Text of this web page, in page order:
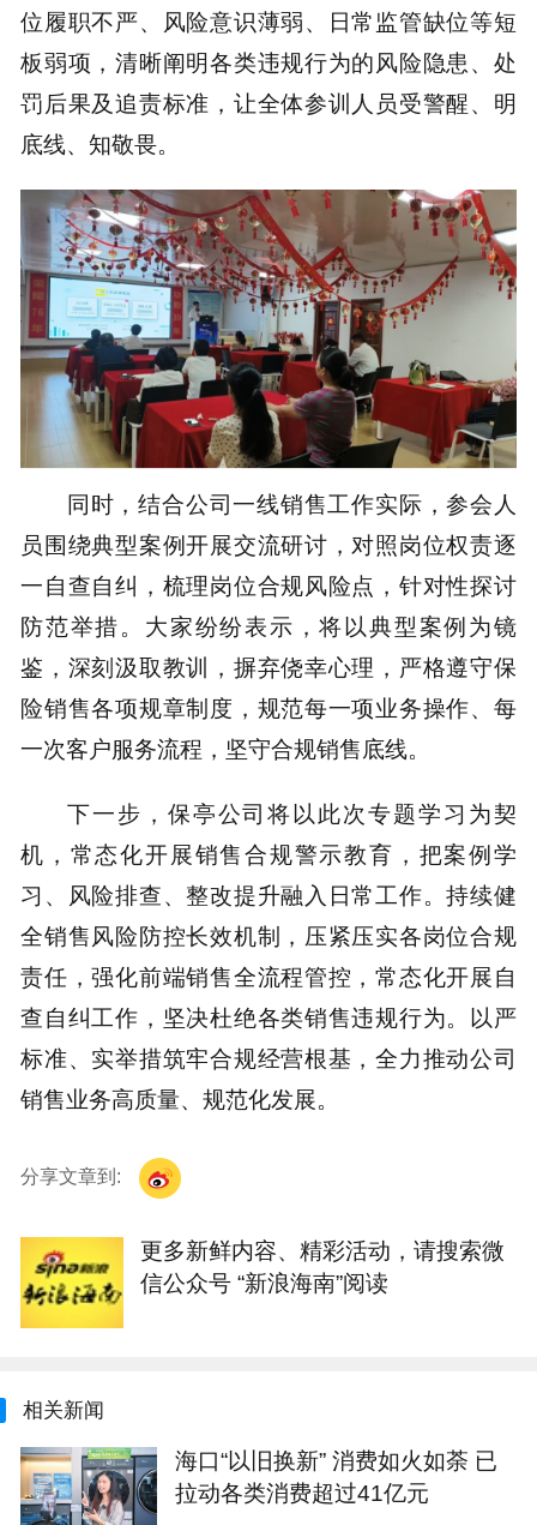
位履职不严、风险意识薄弱、日常监管缺位等短
板弱项，清晰阐明各类违规行为的风险隐患、处
罚后果及追责标准，让全体参训人员受警醒、明
底线、知敬畏。
同时，结合公司一线销售工作实际，参会人
员围绕典型案例开展交流研讨，对照岗位权责逐
一自查自纠，梳理岗位合规风险点，针对性探讨
防范举措。大家纷纷表示，将以典型案例为镜
鉴，深刻汲取教训，摒弃侥幸心理，严格遵守保
险销售各项规章制度，规范每一项业务操作、每
一次客户服务流程，坚守合规销售底线。
下一步，保亭公司将以此次专题学习为契
机，常态化开展销售合规警示教育，把案例学
习、风险排查、整改提升融入日常工作。持续健
全销售风险防控长效机制，压紧压实各岗位合规
责任，强化前端销售全流程管控，常态化开展自
查自纠工作，坚决杜绝各类销售违规行为。以严
标准、实举措筑牢合规经营根基，全力推动公司
销售业务高质量、规范化发展。
分享文章到:
更多新鲜内容、精彩活动，请搜索微
信公众号 “新浪海南”阅读
相关新闻
海口“以旧换新” 消费如火如荼 已
拉动各类消费超过41亿元